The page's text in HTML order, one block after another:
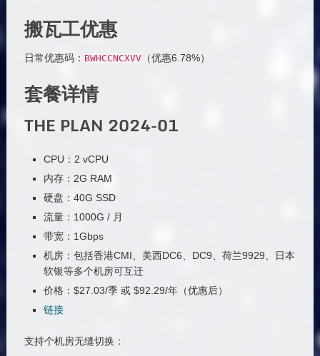
搬瓦工优惠
日常优惠码： BWHCCNCXVV（优惠6.78%）
套餐详情
THE PLAN 2024-01
CPU：2 vCPU
内存：2G RAM
硬盘：40G SSD
流量：1000G / 月
带宽：1Gbps
机房：包括香港CMI、美西DC6、DC9、荷兰9929、日本
软银等多个机房可互迁
价格：$27.03/季 或 $92.29/年（优惠后）
链接
支持个机房无缝切换：